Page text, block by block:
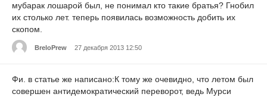
мубарак лошарой был, не понимал кто такие братья? Гнобил
их столько лет. теперь появилась возможность добить их
скопом.
BreloPrew 27 декабря 2013 12:50
Фи. в статье же написано:К тому же очевидно, что летом был
совершен антидемократический переворот, ведь Мурси